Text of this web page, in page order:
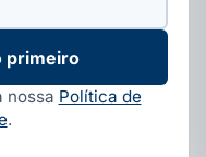
primeiro
nossa Política de
.